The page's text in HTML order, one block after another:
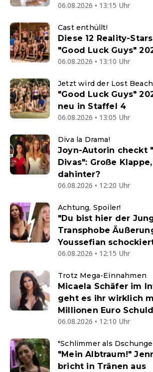
06.08.2026 • 13:15 Uhr
Cast enthüllt!
Diese 12 Reality-
"Good Luck Guys"
06.08.2026 • 13:10 Uhr
Jetzt wird der Lost
"Good Luck Guys"
neu in Staffel 4
06.08.2026 • 13:05 Uhr
Diva la Drama!
Joyn-Autorin checkt
Divas": Große
dahinter?
06.08.2026 • 12:20 Uhr
Achtung, Spoiler!
"Du bist hier der
Transphobe
Youssefian
06.08.2026 • 12:15 Uhr
Trotz Mega-Einnahmen
Micaela Schäfer im
geht es ihr wirklich
Millionen Euro
06.08.2026 • 12:10 Uhr
"Schlimmer als
"Mein Albtraum!"
bricht in Tränen aus